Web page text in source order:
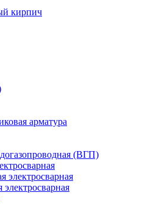
кирпич
арматура
(ВГП)
электросварная
электросварная